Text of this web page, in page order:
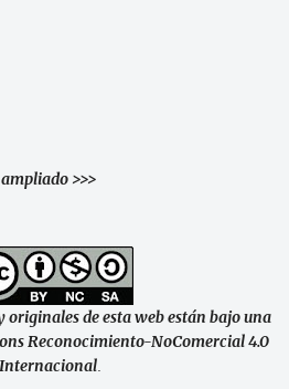
>>>
originales de esta web están bajo una
Reconocimiento-NoComercial 4.0
Internacional